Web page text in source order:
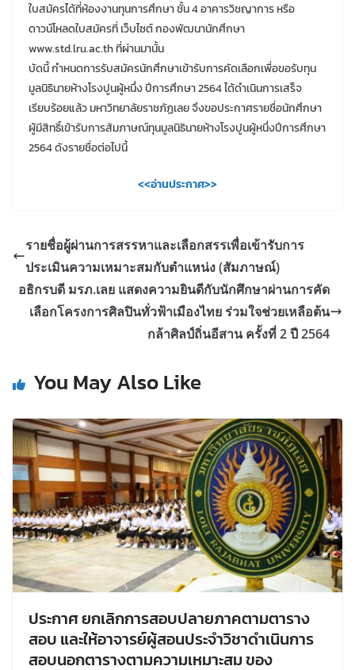
ใบสมัครได้ที่ห้องงานทุนการศึกษา ชั้น 4 อาคารวิชญาการ หรือ
ดาวน์โหลดใบสมัครที่ เว็บไซต์ กองพัฒนานักศึกษา
www.std.lru.ac.th ที่ผ่านมานั้น
บัดนี้ กำหนดการรับสมัครนักศึกษาเข้ารับการคัดเลือกเพื่อขอรับทุน
มูลนิธินายห้างโรงปูนผู้หนึ่ง ปีการศึกษา 2564 ได้ดำเนินการเสร็จ
เรียบร้อยแล้ว มหาวิทยาลัยราชภัฏเลย จึงขอประกาศรายชื่อนักศึกษา
ผู้มีสิทธิ์เข้ารับการสัมภาษณ์ทุนมูลนิธินายห้างโรงปูนผู้หนึ่งปีการศึกษา
2564 ดังรายชื่อต่อไปนี้
<<อ่านประกาศ>>
รายชื่อผู้ผ่านการสรรหาและเลือกสรรเพื่อเข้ารับการ
ประเมินความเหมาะสมกับตำแหน่ง (สัมภาษณ์)
อธิกรบดี มรภ.เลย แสดงความยินดีกับนักศึกษาผ่านการคัด
เลือกโครงการศิลปินทั่วฟ้าเมืองไทย ร่วมใจช่วยเหลือต้น
กล้าศิลป์ถิ่นอีสาน ครั้งที่ 2 ปี 2564
You May Also Like
ประกาศ ยกเลิกการสอบปลายภาคตามตาราง
สอบ และให้อาจารย์ผู้สอนประจำวิชาดำเนินการ
สอบนอกตารางตามความเหมาะสม ของ